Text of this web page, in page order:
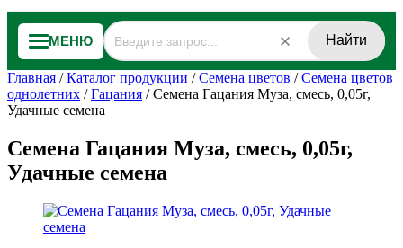
МЕНЮ Найти
Главная /Каталог продукции /Семена цветов /Семена цветов
однолетних /Гацания /Семена Гацания Муза, смесь, 0,05г,
Удачные семена
Семена Гацания Муза, смесь, 0,05г,
Удачные семена